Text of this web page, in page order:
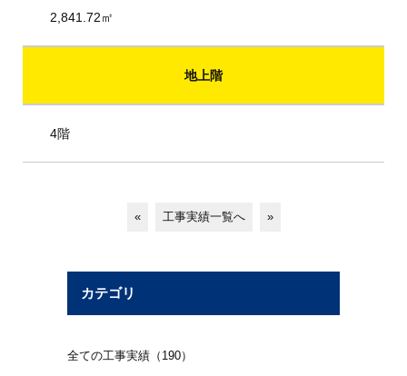
2,841.72㎡
地上階
4階
« 工事実績一覧へ »
カテゴリ
全ての工事実績（190）